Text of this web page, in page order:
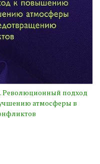
Революционный подход
атмосферы в